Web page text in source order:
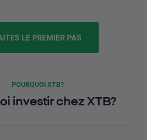
LE PREMIER PAS
POURQUOI XTB?
investir chez XTB?